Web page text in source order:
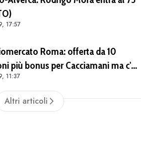
17:57
Roma: offerta da 10
più bonus per Cacciamani ma c'è
interesse anche dell'Inter.
vicino al Benevento
11:37
Altri articoli